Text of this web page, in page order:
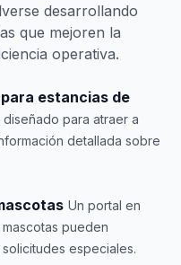
desarrollando
que mejoren la
operativa.
estancias de
para atraer a
detallada sobre
Un portal en
pueden
especiales.